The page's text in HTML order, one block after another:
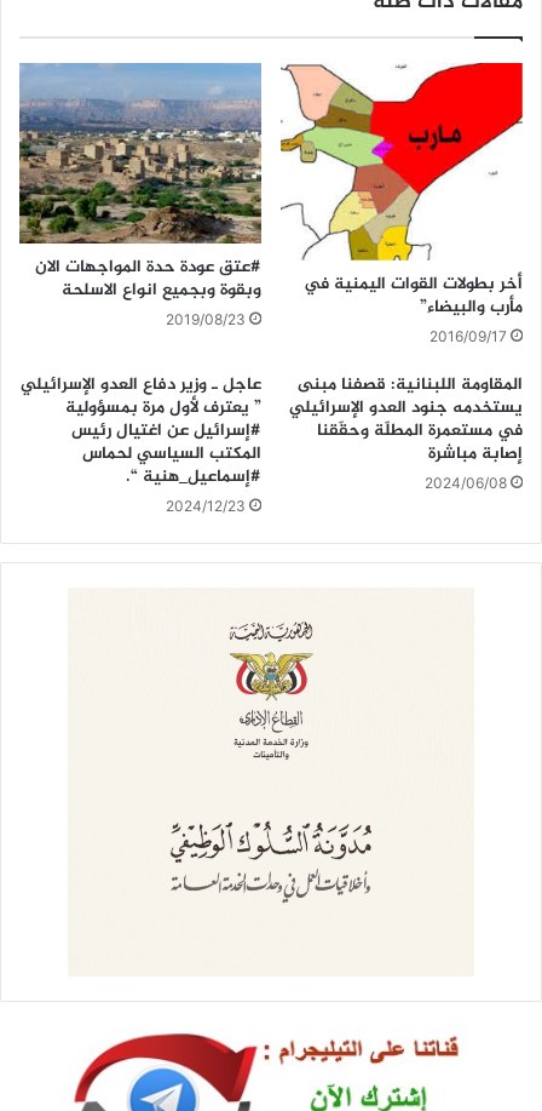
أخر بطولات القوات اليمنية في
مأرب والبيضاء”
2016/09/17
#عتق عودة حدة المواجهات الان
وبقوة وبجميع انواع الاسلحة
2019/08/23
المقاومة اللبنانية: قصفنا مبنى
يستخدمه جنود العدو الإسرائيلي
في مستعمرة المطلّة وحقّقنا
إصابة مباشرة
2024/06/08
عاجل ـ وزير دفاع العدو الإسرائيلي
” يعترف لأول مرة بمسؤولية
#إسرائيل عن اغتيال رئيس
المكتب السياسي لحماس
#إسماعيل_هنية “.
2024/12/23